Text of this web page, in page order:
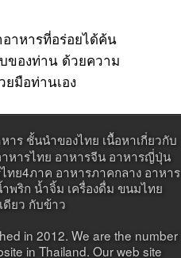
าหารที่อร่อยได้ค้น
ของท่าน ด้วยความ
มือท่านเอง
าร ชั้นนำของไทย เนื้อหาเกี่ยวกับ
หารไทย อาหารจีน อาหารญี่ปุ่น
ทย4ภาค อาหารภาคกลาง อาหาร
พริก น้ำจิ้ม เครื่องดื่ม ขนมไทย
ดียว กับข้าว
in 2012. We are the number
in Thailand. Our web site